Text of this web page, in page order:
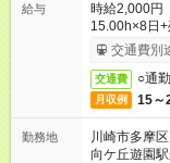
給与
時給2,000円
15.00h×8日
あり交通費別
交通費 ○通
月収例 15～
勤務地
川崎市多摩区
向ケ丘遊園